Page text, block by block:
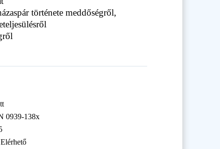
története meddőségről,
0939-138x
Elérhető